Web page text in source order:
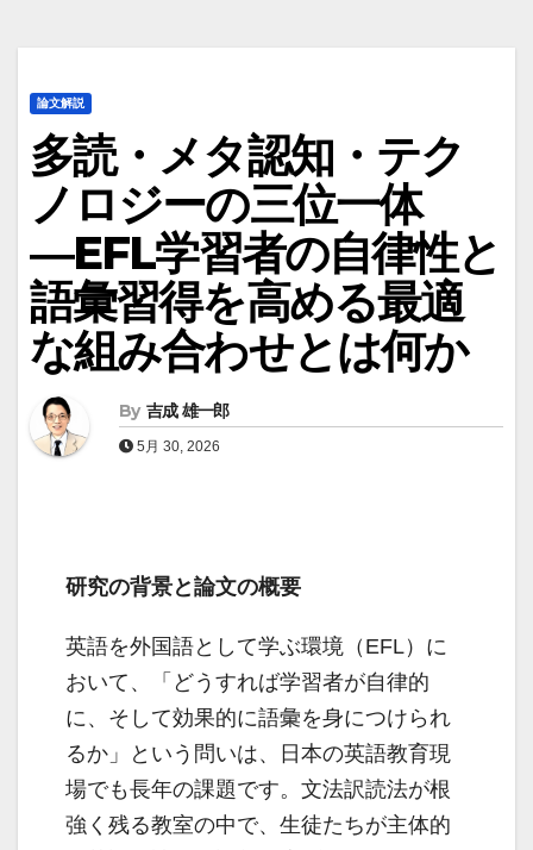
論文解説
多読・メタ認知・テク
ノロジーの三位一体
―EFL学習者の自律性と
語彙習得を高める最適
な組み合わせとは何か
By 吉成 雄一郎
5月 30, 2026
研究の背景と論文の概要
英語を外国語として学ぶ環境（EFL）に
おいて、「どうすれば学習者が自律的
に、そして効果的に語彙を身につけられ
るか」という問いは、日本の英語教育現
場でも長年の課題です。文法訳読法が根
強く残る教室の中で、生徒たちが主体的